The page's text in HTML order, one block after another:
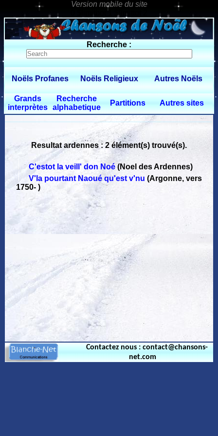
0 $limitbot 1 $limittot 2
Recherche :
Noëls Profanes Noëls Religieux Autres Noëls
Grands
interprètes
Recherche
alphabetique
Partitions Autres sites
Resultat ardennes : 2 élément(s) trouvé(s).
C'estot la veill' don Noé(Noel des Ardennes)
V'la pourtant Naoué qu'est v'nu (Argonne, vers
1750-)
Contactez nous : contact@chansons-
net.com